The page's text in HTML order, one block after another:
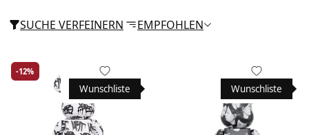
SUCHE VERFEINERN EMPFOHLEN
Wunschliste
-12%
Wunschliste